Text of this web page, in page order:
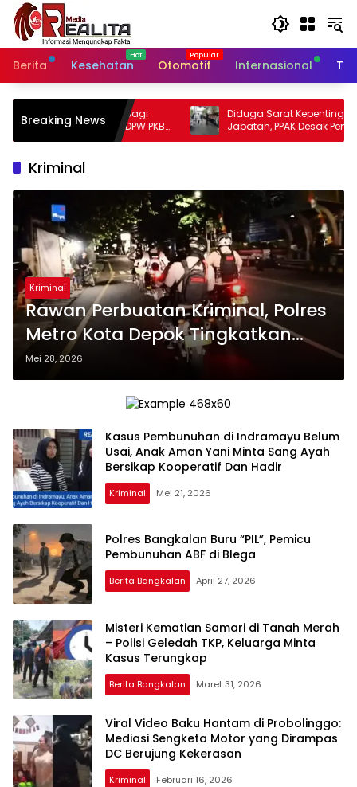
Langsung
konten
Berita
Kesehatan Otomotif Internasional
Breaking NewsDiduga Sarat Kepentingan dan Rangkap
Jabatan, PPAK Desak Pemkot Bogor
Evaluasi Pengangkatan Kabag Kesra
Soroti
Kriminal
Kriminal
Rawan Perbuatan Kriminal, Polres
Metro Kota Depok Tingkatkan
Patroli Malam Hari
Mei 28, 2026
Kasus Pembunuhan di Indramayu Belum
Usai, Anak Aman Yani Minta Sang Ayah
Bersikap Kooperatif Dan Hadir
Kriminal Mei 21, 2026
Polres Bangkalan Buru “PIL”, Pemicu
Pembunuhan ABF di Blega
Berita Bangkalan April 27, 2026
Misteri Kematian Samari di Tanah Merah
– Polisi Geledah TKP, Keluarga Minta
Kasus Terungkap
Berita Bangkalan Maret 31, 2026
Viral Video Baku Hantam di Probolinggo:
Mediasi Sengketa Motor yang Dirampas
DC Berujung Kekerasan
Kriminal Februari 16, 2026